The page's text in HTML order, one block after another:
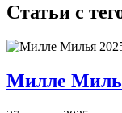
Статьи с
Милле